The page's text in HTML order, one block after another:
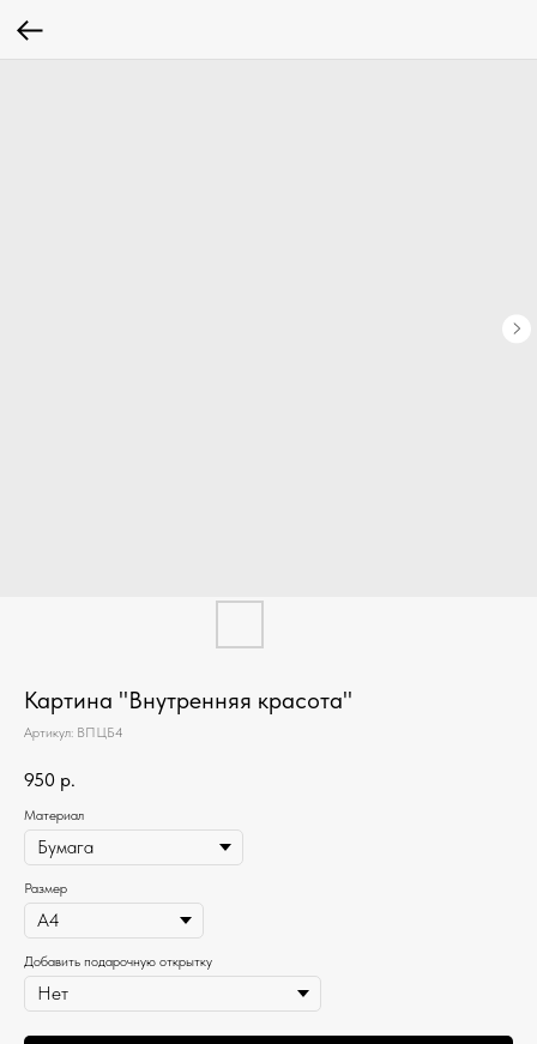
Картина "Внутренняя красота"
Артикул: ВПЦБ4
950 р.
Материал
Размер
Добавить подарочную открытку